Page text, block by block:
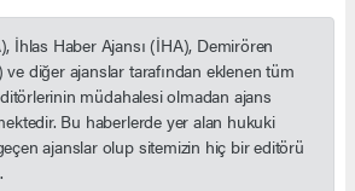
İhlas Haber Ajansı (İHA), Demirören
ve diğer ajanslar tarafından eklenen tüm
müdahalesi olmadan ajans
Bu haberlerde yer alan hukuki
ajanslar olup sitemizin hiç bir editörü